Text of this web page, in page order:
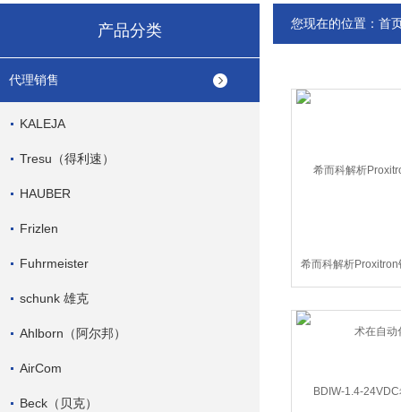
产品分类
代理销售
KALEJA
Tresu（得利速）
HAUBER
Frizlen
Fuhrmeister
schunk 雄克
Ahlborn（阿尔邦）
AirCom
Beck（贝克）
您现在的位置： 首
希而科解析Proxitron
在自动